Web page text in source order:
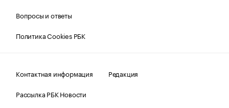
Вопросы и ответы
Политика Cookies РБК
Контактная информация
Редакция
Рассылка РБК Новости